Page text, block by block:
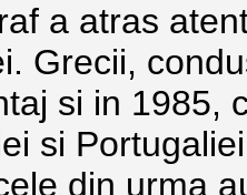
a atras
Grecii,
si in 1985,
si
din urma